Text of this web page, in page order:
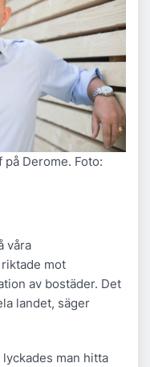
Derome. Foto:
våra
mot
av bostäder. Det
landet, säger
man hitta